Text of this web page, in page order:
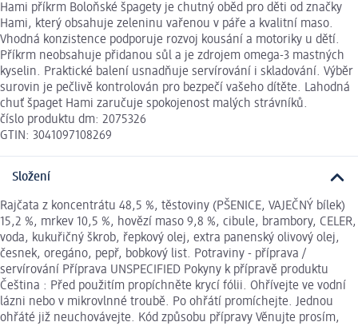
Hami příkrm Boloňské špagety je chutný oběd pro děti od značky
Hami, který obsahuje zeleninu vařenou v páře a kvalitní maso.
Vhodná konzistence podporuje rozvoj kousání a motoriky u dětí.
Příkrm neobsahuje přidanou sůl a je zdrojem omega-3 mastných
kyselin. Praktické balení usnadňuje servírování i skladování. Výběr
surovin je pečlivě kontrolován pro bezpečí vašeho dítěte. Lahodná
chuť špaget Hami zaručuje spokojenost malých strávníků.
číslo produktu dm: 2075326
GTIN: 3041097108269
Složení
Rajčata z koncentrátu 48,5 %, těstoviny (PŠENICE, VAJEČNÝ bílek)
15,2 %, mrkev 10,5 %, hovězí maso 9,8 %, cibule, brambory, CELER,
voda, kukuřičný škrob, řepkový olej, extra panenský olivový olej,
česnek, oregáno, pepř, bobkový list. Potraviny - příprava /
servírování Příprava UNSPECIFIED Pokyny k přípravě produktu
Čeština : Před použitím propíchněte krycí fólii. Ohřívejte ve vodní
lázni nebo v mikrovlnné troubě. Po ohřátí promíchejte. Jednou
ohřáté již neuchovávejte. Kód způsobu přípravy Věnujte prosím,